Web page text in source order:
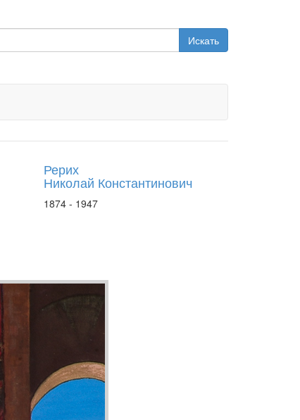
Искать
Рерих
Николай Константинович
1874 - 1947